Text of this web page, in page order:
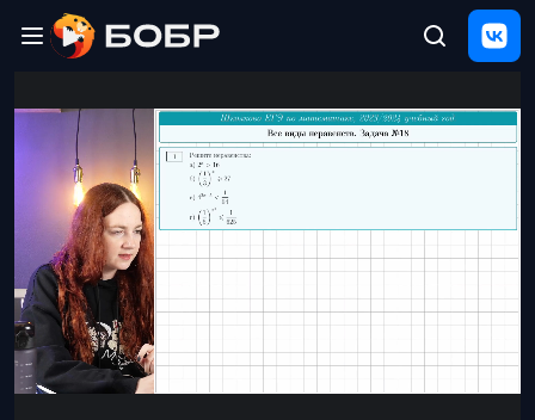
ЩЕЛЧОК
2026
Полезные
материалы
Проверка
сочинений
Тех
поддержка